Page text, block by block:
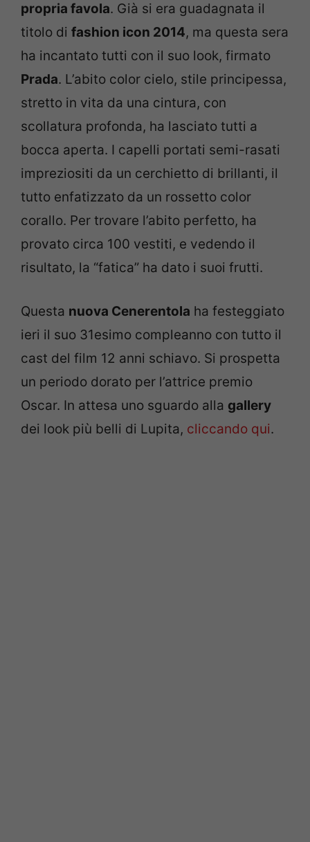
propria favola. Già si era guadagnata il
titolo di fashion icon 2014, ma questa sera
ha incantato tutti con il suo look, firmato
Prada. L’abito color cielo, stile principessa,
stretto in vita da una cintura, con
scollatura profonda, ha lasciato tutti a
bocca aperta. I capelli portati semi-rasati
impreziositi da un cerchietto di brillanti, il
tutto enfatizzato da un rossetto color
corallo. Per trovare l’abito perfetto, ha
provato circa 100 vestiti, e vedendo il
risultato, la “fatica” ha dato i suoi frutti.
Questa nuova Cenerentola ha festeggiato
ieri il suo 31esimo compleanno con tutto il
cast del film 12 anni schiavo. Si prospetta
un periodo dorato per l’attrice premio
Oscar. In attesa uno sguardo alla gallery
dei look più belli di Lupita, cliccando qui.